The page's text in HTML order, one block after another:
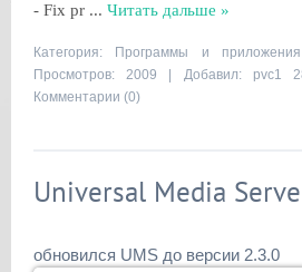
- Fix pr ... Читать дальше »
Категория: Программы и
Просмотров: 2009 | Добавил: pvc1
Комментарии (0)
Universal Media
обновился UMS до версии 2.3.0